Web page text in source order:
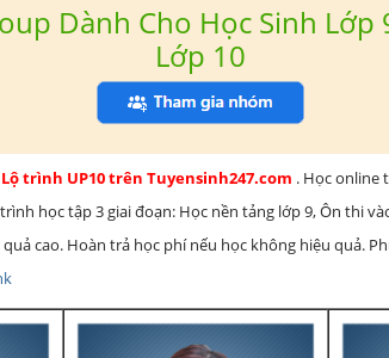
Dành Cho Học Sinh Lớp
Lớp 10
trình UP10 trên Tuyensinh247.com . Học online
học tập 3 giai đoạn: Học nền tảng lớp 9, Ôn thi
cao. Hoàn trả học phí nếu học không hiệu quả.